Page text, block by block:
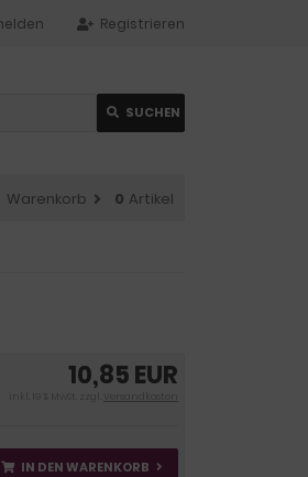
Registrieren
SUCHEN
Warenkorb 0 Artikel
10,85 EUR
inkl. 19 % MwSt. zzgl. Versandkosten
IN DEN WARENKORB